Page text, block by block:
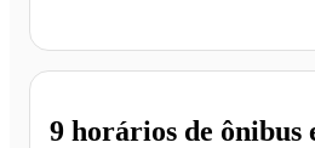
9 horários de ônibus